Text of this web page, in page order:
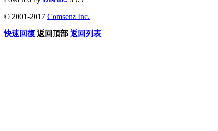
© 2001-2017 Comsenz Inc.
快速回復 返回頂部 返回列表